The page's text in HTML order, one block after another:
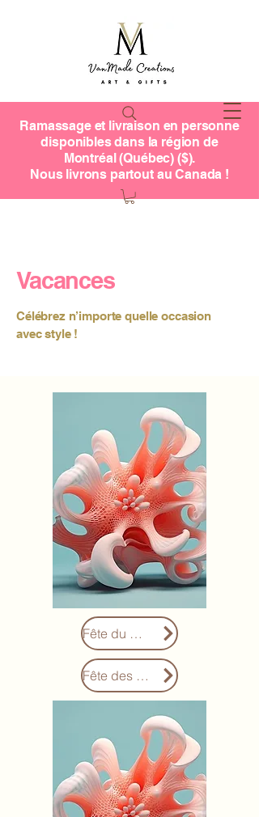
Ramassage et livraison en personne
disponibles dans la région de
Montréal (Québec) ($).
Nous livrons partout au Canada !
Vacances
Célébrez n’importe quelle occasion
avec style !
Fête du Canada
Fête des Mères